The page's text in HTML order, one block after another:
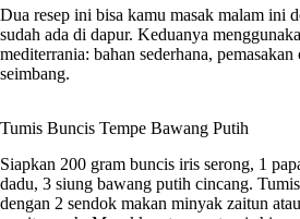
Dua resep ini bisa kamu masak malam ini
sudah ada di dapur. Keduanya
mediterrania: bahan sederhana,
seimbang.
Tumis Buncis Tempe Bawang Putih
Siapkan 200 gram buncis iris serong, 1
dadu, 3 siung bawang putih cincang.
dengan 2 sendok makan minyak zaitun